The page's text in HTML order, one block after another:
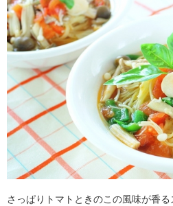
さっぱりトマトときのこの風味が香